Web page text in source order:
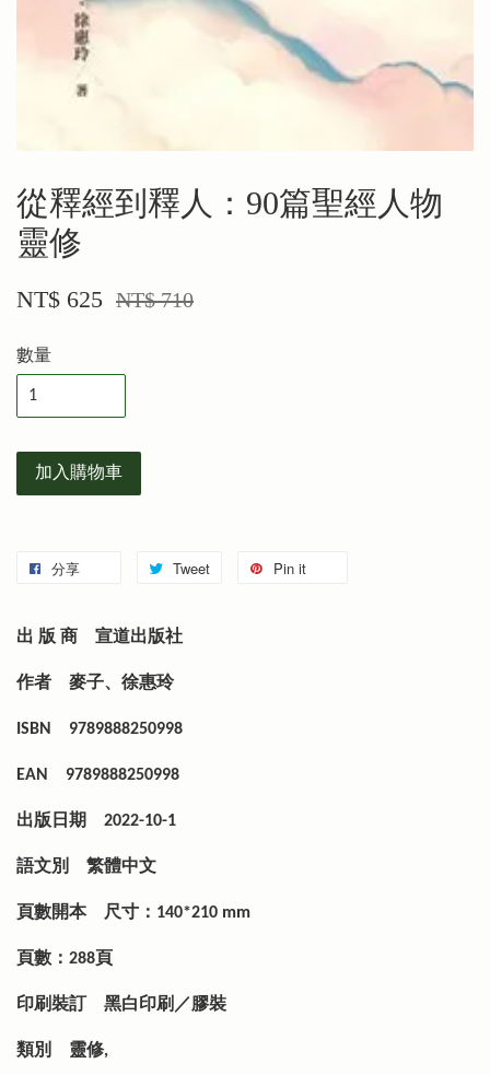
從釋經到釋人：90篇聖經人物
靈修
NT$ 625 NT$ 710
數量
加入購物車
分享 Tweet Pin it
出 版 商 宣道出版社
作者 麥子、徐惠玲
ISBN 9789888250998
EAN 9789888250998
出版日期 2022-10-1
語文別 繁體中文
頁數開本 尺寸：140*210 mm
頁數：288頁
印刷裝訂 黑白印刷／膠裝
類別 靈修,